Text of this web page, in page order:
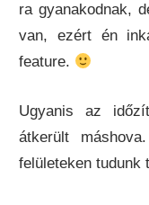
ra gyanakodnak,
van, ezért én
feature.
Ugyanis az
átkerült
felületeken tudunk